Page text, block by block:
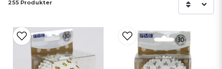
255 Produkter